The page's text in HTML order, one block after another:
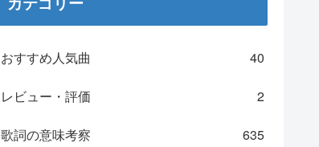
おすすめ人気曲 40
レビュー・評価 2
歌詞の意味考察 635